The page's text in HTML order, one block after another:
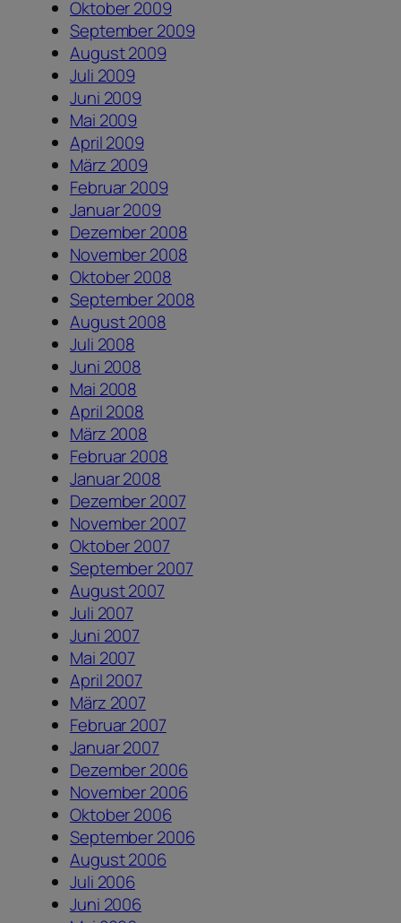
Oktober 2009
September 2009
August 2009
Juli 2009
Juni 2009
Mai 2009
April 2009
März 2009
Februar 2009
Januar 2009
Dezember 2008
November 2008
Oktober 2008
September 2008
August 2008
Juli 2008
Juni 2008
Mai 2008
April 2008
März 2008
Februar 2008
Januar 2008
Dezember 2007
November 2007
Oktober 2007
September 2007
August 2007
Juli 2007
Juni 2007
Mai 2007
April 2007
März 2007
Februar 2007
Januar 2007
Dezember 2006
November 2006
Oktober 2006
September 2006
August 2006
Juli 2006
Juni 2006